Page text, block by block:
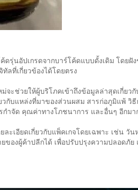
ดรุ่นอัปเกรดจากบาร์โค้ดแบบดั้งเดิม โดย
ลที่เกี่ยวข้องได้โดยตรง
ม่จะช่วยให้ผู้บริโภคเข้าถึงข้อมูลล่าสุดเกี่
กับแหล่งที่มาของส่วนผสม สารก่อภูมิแพ้ วิ
กำจัด คุณค่าทางโภชนาการ และอื่นๆ อีกมา
ะเอียดเกี่ยวกับแพ็คเกจโดยเฉพาะ เช่น วั
ของผู้ค้าปลีกได้ เพื่อปรับปรุงความปลอดภั